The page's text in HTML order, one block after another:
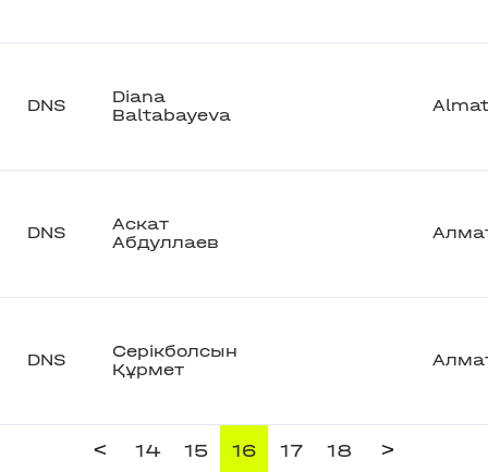
DNS
Diana
Baltabayeva
DNS
Аскат
Абдуллаев
DNS
Серікболсын
Құрмет
< 14 15 16 17 18 >